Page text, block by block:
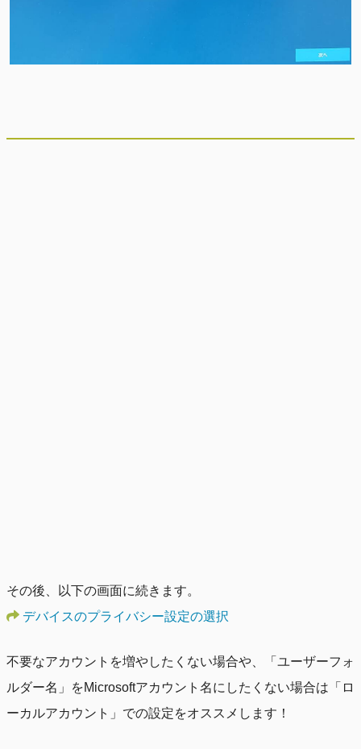
その後、以下の画面に続きます。
デバイスのプライバシー設定の選択
不要なアカウントを増やしたくない場合や、「ユーザーフォ
ルダー名」をMicrosoftアカウント名にしたくない場合は「ロ
ーカルアカウント」での設定をオススメします！